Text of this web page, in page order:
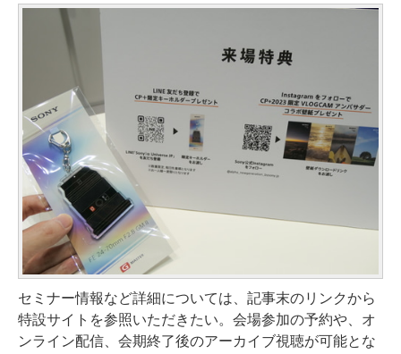
セミナー情報など詳細については、記事末のリンクから
特設サイトを参照いただきたい。会場参加の予約や、オ
ンライン配信、会期終了後のアーカイブ視聴が可能とな